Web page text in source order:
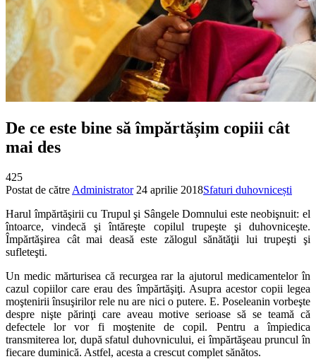
De ce este bine să împărtășim copiii cât
mai des
425
Postat de către Administrator 24 aprilie 2018Sfaturi duhovnicești
Harul împărtăşirii cu Trupul şi Sângele Domnului este neobişnuit: el
întoarce, vindecă şi întăreşte copilul trupeşte şi duhovniceşte.
Împărtăşirea cât mai deasă este zălogul sănătăţii lui trupeşti şi
sufleteşti.
Un medic mărturisea că recurgea rar la ajutorul medicamentelor în
cazul copiilor care erau des împărtăşiţi. Asupra acestor copii legea
moştenirii însuşirilor rele nu are nici o putere. E. Poseleanin vorbeşte
despre nişte părinţi care aveau motive serioase să se teamă că
defectele lor vor fi moştenite de copil. Pentru a împiedica
transmiterea lor, după sfatul duhovnicului, ei împărtăşeau pruncul în
fiecare duminică. Astfel, acesta a crescut complet sănătos.